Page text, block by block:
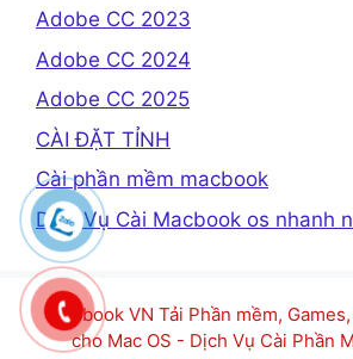
Adobe CC 2023
Adobe CC 2024
Adobe CC 2025
CÀI ĐẶT TỈNH
Cài phần mềm macbook
Dịch Vụ Cài Macbook os nhanh
Macbook VN Tải Phần mềm,
cho Mac OS - Dịch Vụ Cài Phần